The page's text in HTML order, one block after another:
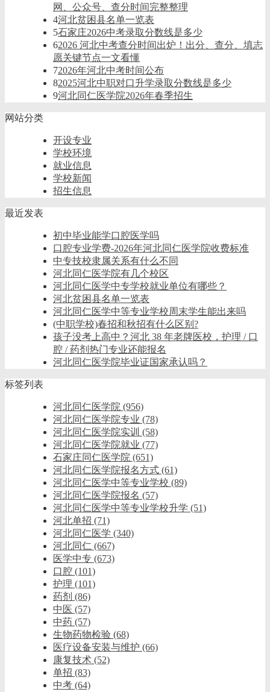
网、公众号、查分时间完整整理
4河北贫困县名单一览表
5石家庄2026中考录取分数线是多少
62026 河北中考查分时间出炉！出分、查分、填志
愿关键节点一文看懂
72026年河北中考时间公布
82025河北中职对口升学录取分数线是多少
9河北同仁医学院2026年春季招生
网站分类
开设专业
学校环境
就业信息
学校新闻
招生信息
最近发表
初中毕业能学口腔医学吗
口腔专业学费-2026年河北同仁医学院收费标准
中专技校隶属关系有什么不同
河北同仁医学院有几个校区
河北同仁医学中专学校就业单位有哪些？
河北贫困县名单一览表
河北同仁医学中等专业学校周末学生能出来吗
(中职学校)春招和秋招有什么区别?
孩子没考上高中？河北 38 年老牌医校，护理 / 口
腔 / 药剂热门专业还能报名
河北同仁医学院毕业证国家承认吗？
标签列表
河北同仁医学院 (956)
河北同仁医学院专业 (78)
河北同仁医学院实训 (58)
河北同仁医学院就业 (77)
石家庄同仁医学院 (651)
河北同仁医学院报名方式 (61)
河北同仁医学中等专业学校 (89)
河北同仁医学院报名 (57)
河北同仁医学中等专业学校升学 (51)
河北单招 (71)
河北同仁医学 (340)
河北同仁 (667)
医学中专 (673)
口腔 (101)
护理 (101)
药剂 (86)
中医 (57)
中药 (57)
生物药物检验 (68)
医疗设备安装与维护 (66)
康复技术 (52)
单招 (83)
中考 (64)